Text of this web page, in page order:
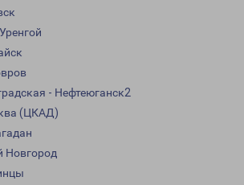
- Нефтеюганск2
(ЦКАД)
Новгород